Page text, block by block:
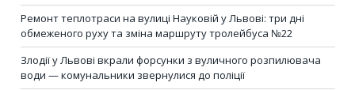
Ремонт теплотраси на вулиці Науковій у Львові: три дні
обмеженого руху та зміна маршруту тролейбуса №22
Злодії у Львові вкрали форсунки з вуличного розпилювача
води — комунальники звернулися до поліції